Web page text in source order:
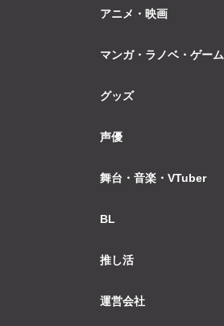
アニメ・映画
マンガ・ラノベ・ゲーム
グッズ
声優
舞台・音楽・VTuber
BL
推し活
運営会社